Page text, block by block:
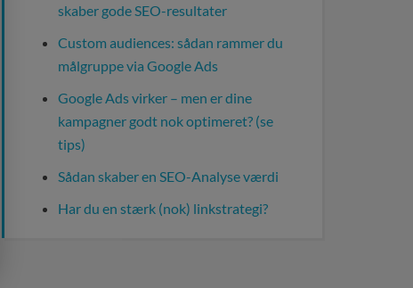
skaber gode SEO-resultater
Custom audiences: sådan rammer du
målgruppe via Google Ads
Google Ads virker – men er dine
kampagner godt nok optimeret? (se
tips)
Sådan skaber en SEO-Analyse værdi
Har du en stærk (nok) linkstrategi?